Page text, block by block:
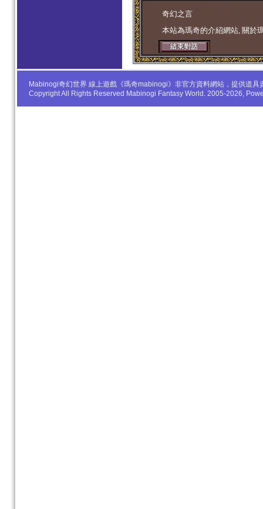
学生妹 奇幻之言
本站為瑪奇的介紹網站, 關於
Mabinogi奇幻世界 線上遊戲《瑪奇mabinogi》非官方資料網站，提供道
Copyright All Rights Reserved Mabinogi Fantasy World. 2005-2026,